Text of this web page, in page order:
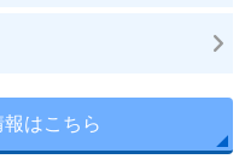
はこちら